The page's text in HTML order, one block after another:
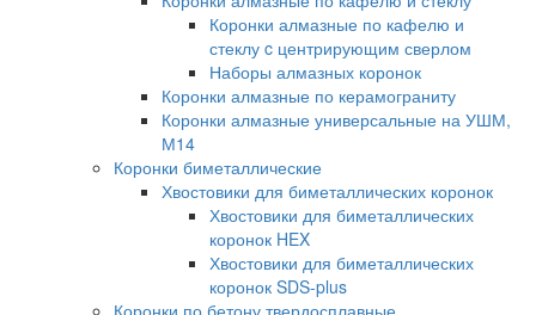
Коронки алмазные по кафелю и
стеклу c центрирующим сверлом
Наборы алмазных коронок
Коронки алмазные по керамограниту
Коронки алмазные универсальные на УШМ,
М14
Коронки биметаллические
Хвостовики для биметаллических коронок
Хвостовики для биметаллических
коронок HEX
Хвостовики для биметаллических
коронок SDS-plus
Коронки по бетону твердосплавные